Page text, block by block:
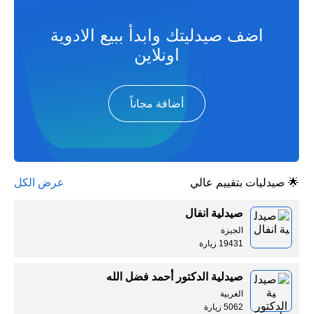
اضف صيدليتك وابدأ ببيع الادوية
اونلاين
أضافة مجاناً
🌟 صيدليات بتقييم عالي عرض الكل
صيدلية انفال
الجيزة
19431 زيارة
صيدلية الدكتور أحمد فضل الله
الغربية
5062 زيارة